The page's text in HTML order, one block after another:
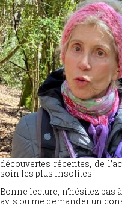
découvertes récentes, de
soin les plus insolites.
Bonne lecture, n’hésitez pas à
avis ou me demander un